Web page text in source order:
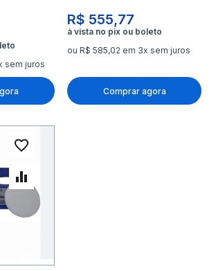
sem juros
R$ 555,77
ou R$ 585,02 em 3x sem juros
Comprar agora
Adicionar à lista de
Adicionar para Comparar